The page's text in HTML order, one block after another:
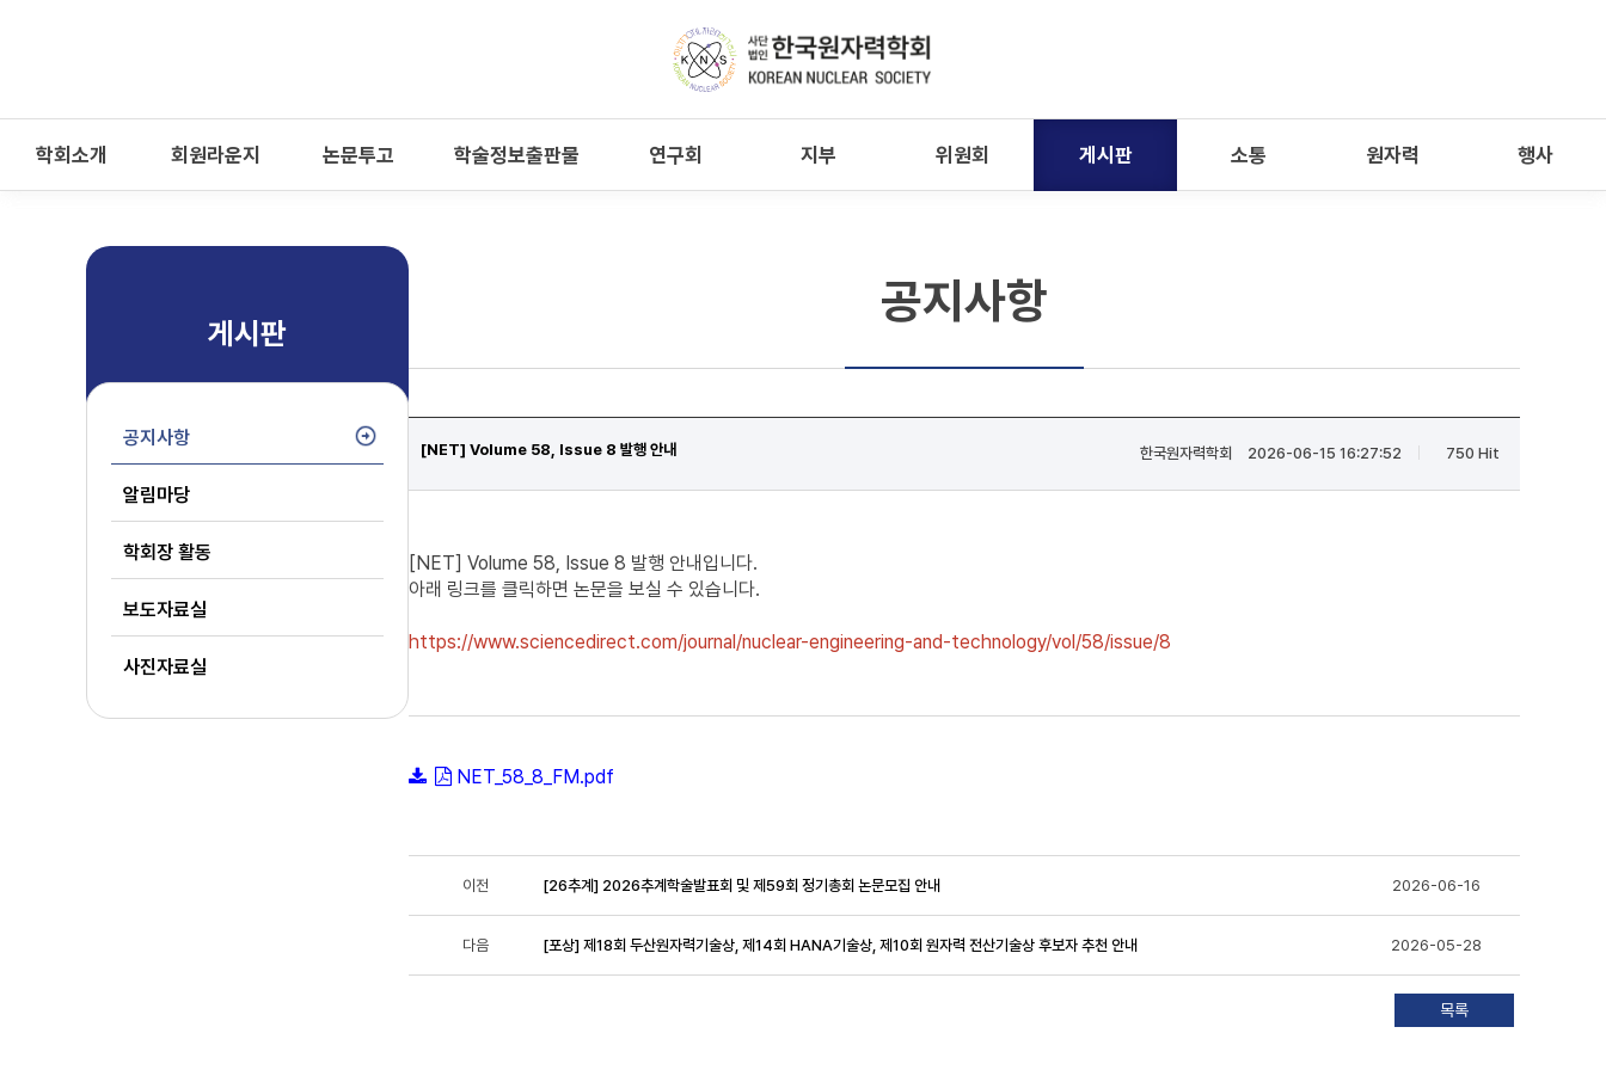
학회소개 회원라운지 논문투고 학술정보출판물 연구회 지부 위원회 게시판 소통 원자력 행사
게시판
공지사항
알림마당
학회장 활동
보도자료실
사진자료실
공지사항
[NET] Volume 58, Issue 8 발행 안내 한국원자력학회| 2026-06-15 16:27:52 750 Hit
[NET] Volume 58, Issue 8 발행 안내입니다.
아래 링크를 클릭하면 논문을 보실 수 있습니다.
https://www.sciencedirect.com/journal/nuclear-engineering-and-technology/vol/58/issue/8
NET_58_8_FM.pdf
이전 [26추계] 2026추계학술발표회 및 제59회 정기총회 논문모집 안내 2026-06-16
다음 [포상] 제18회 두산원자력기술상, 제14회 HANA기술상, 제10회 원자력 전산기술상 후보자 추천 안내 2026-05-28